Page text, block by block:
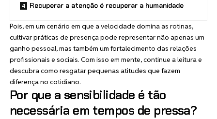
Recuperar a atenção é recuperar a humanidade
Pois, em um cenário em que a velocidade domina as rotinas,
cultivar práticas de presença pode representar não apenas um
ganho pessoal, mas também um fortalecimento das relações
profissionais e sociais. Com isso em mente, continue a leitura e
descubra como resgatar pequenas atitudes que fazem
diferença no cotidiano.
Por que a sensibilidade é tão
necessária em tempos de pressa?